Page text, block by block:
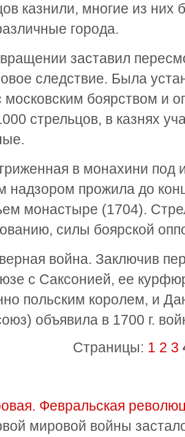
казнили, многие из них
города.
заставил
следствие. Была
московским боярством и
стрельцов, в казнях
в монахини под
надзором прожила до
монастыре (1704).
силы боярской
война. Заключив
с Саксонией, ее
польским королем, и
объявила в 1700 г.
Страницы: 1 2 3
Февральская
мировой войны